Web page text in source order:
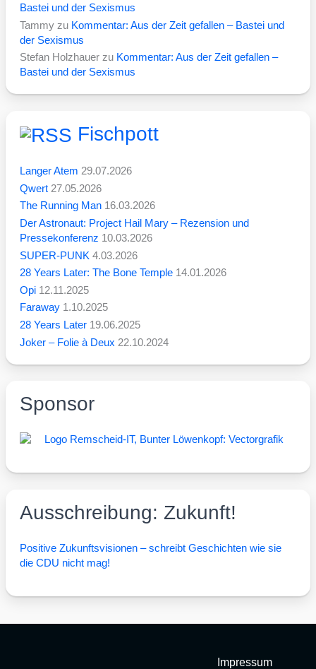
Bastei und der Sexismus
Tammy zu Kommentar: Aus der Zeit gefallen – Bastei und
der Sexismus
Stefan Holzhauer zu Kommentar: Aus der Zeit gefallen –
Bastei und der Sexismus
Fischpott
Langer Atem 29.07.2026
Qwert 27.05.2026
The Running Man 16.03.2026
Der Astronaut: Project Hail Mary – Rezension und
Pressekonferenz 10.03.2026
SUPER-PUNK 4.03.2026
28 Years Later: The Bone Temple 14.01.2026
Opi 12.11.2025
Faraway 1.10.2025
28 Years Later 19.06.2025
Joker – Folie à Deux 22.10.2024
Sponsor
Ausschreibung: Zukunft!
Posi­ti­ve Zukunfts­vi­sio­nen – schreibt Geschich­ten wie sie
die CDU nicht mag!
Impressum